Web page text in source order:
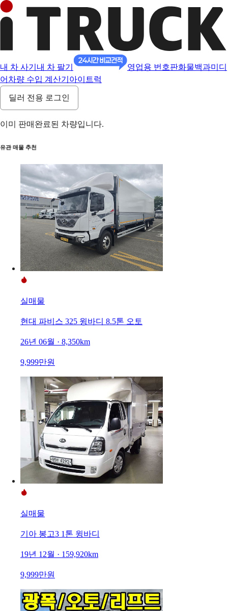
내 차 사기 내 차 팔기 영업용 번호판화물백과미디
어 차량 수입 계산기 아이트럭
딜러 전용 로그인
이미 판매완료된 차량입니다.
유관 매물 추천
실매물
현대 파비스 325 윙바디 8.5톤 오토
26년 06월 · 8,350km
9,999만원
실매물
기아 봉고3 1톤 윙바디
19년 12월 · 159,920km
9,999만원